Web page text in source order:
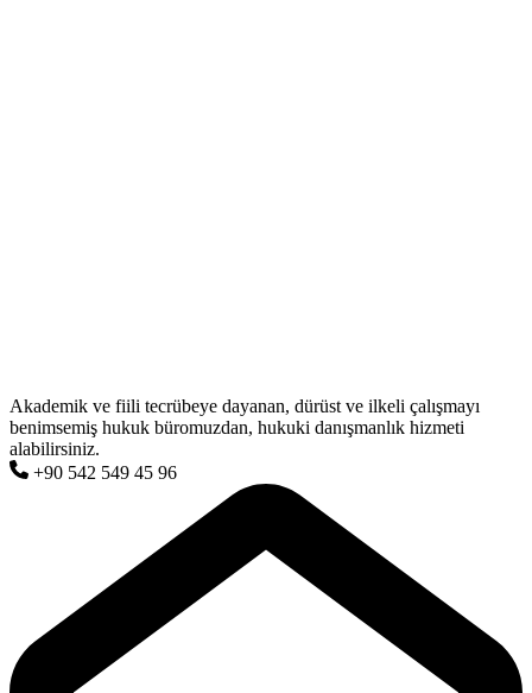
Akademik ve fiili tecrübeye dayanan, dürüst ve ilkeli çalışmayı
benimsemiş hukuk büromuzdan, hukuki danışmanlık hizmeti
alabilirsiniz.
+90 542 549 45 96